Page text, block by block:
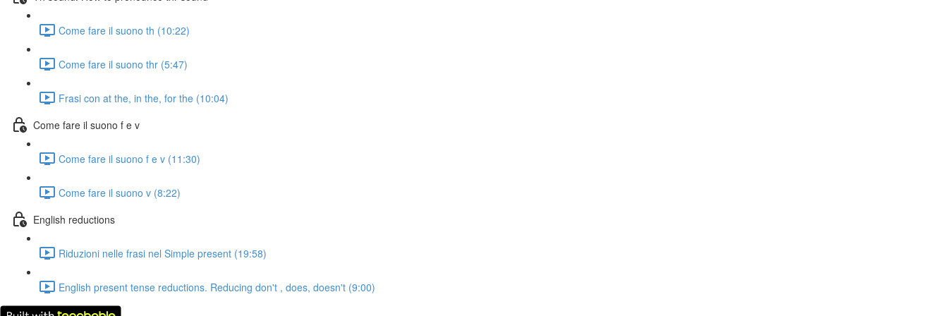
Come fare il suono th (10:22)
Come fare il suono thr (5:47)
Frasi con at the, in the, for the (10:04)
Come fare il suono f e v
Come fare il suono f e v (11:30)
Come fare il suono v (8:22)
English reductions
Riduzioni nelle frasi nel Simple present (19:58)
English present tense reductions. Reducing don't , does, doesn't (9:00)